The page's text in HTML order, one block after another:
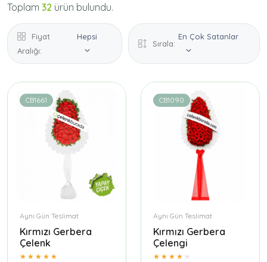
Toplam 32 ürün bulundu.
Fiyat
Aralığı:
Hepsi
Sırala:
En Çok Satanlar
CB1661
Aynı Gün Teslimat
Kırmızı Gerbera
Çelenk
CB1090
Aynı Gün Teslimat
Kırmızı Gerbera
Çelengi